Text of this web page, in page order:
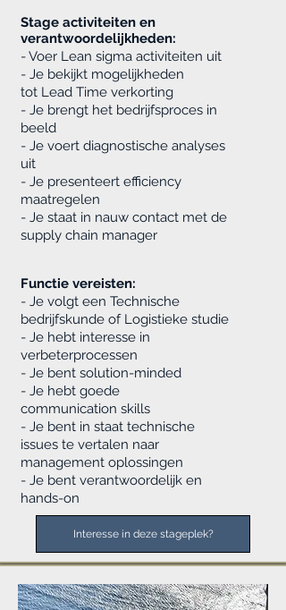
Stage activiteiten en
verantwoordelijkheden:
- Voer Lean sigma activiteiten uit
- Je bekijkt mogelijkheden
tot Lead Time verkorting
- Je brengt het bedrijfsproces in
beeld
- Je voert diagnostische analyses
uit
- Je presenteert efficiency
maatregelen
- Je staat in nauw contact met de
supply chain manager
Functie vereisten:
- Je volgt een Technische
bedrijfskunde of Logistieke studie
- Je hebt interesse in
verbeterprocessen
- Je bent solution-minded
- Je hebt goede
communication skills
- Je bent in staat technische
issues te vertalen naar
management oplossingen
- Je bent verantwoordelijk en
hands-on
Interesse in deze stageplek?